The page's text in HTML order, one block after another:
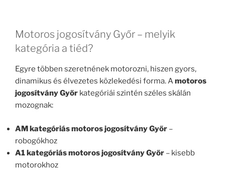
Motoros jogosítvány Győr – melyik
kategória a tiéd?
Egyre többen szeretnének motorozni, hiszen gyors,
dinamikus és élvezetes közlekedési forma. Amotoros
jogosítvány Győr kategóriái szintén széles skálán
mozognak:
AM kategóriás motoros jogosítvány Győr –
robogókhoz
A1 kategóriás motoros jogosítvány Győr – kisebb
motorokhoz